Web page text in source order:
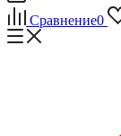
Сравнение0